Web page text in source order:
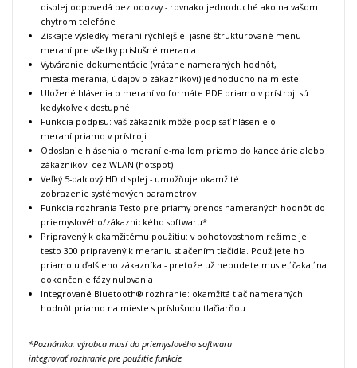
displej odpovedá bez odozvy - rovnako jednoduché ako na vašom
chytrom telefóne
Získajte výsledky meraní rýchlejšie: jasne štrukturované menu
meraní pre všetky príslušné merania
Vytváranie dokumentácie (vrátane nameraných hodnôt,
miesta merania, údajov o zákazníkovi) jednoducho na mieste
Uložené hlásenia o meraní vo formáte PDF priamo v prístroji sú
kedykoľvek dostupné
Funkcia podpisu: váš zákazník môže podpísať hlásenie o
meraní priamo v prístroji
Odoslanie hlásenia o meraní e-mailom priamo do kancelárie alebo
zákazníkovi cez WLAN (hotspot)
Veľký 5-palcový HD displej - umožňuje okamžité
zobrazenie systémových parametrov
Funkcia rozhrania Testo pre priamy prenos nameraných hodnôt do
priemyslového/zákaznického softwaru*
Pripravený k okamžitému použitiu: v pohotovostnom režime je
testo 300 pripravený k meraniu stlačením tlačidla. Použijete ho
priamo u ďalšieho zákazníka - pretože už nebudete musieť čakať na
dokončenie fázy nulovania
Integrované Bluetooth® rozhranie: okamžitá tlač nameraných
hodnôt priamo na mieste s príslušnou tlačiarňou
*Poznámka: výrobca musí do priemyslového softwaru
integrovať rozhranie pre použitie funkcie